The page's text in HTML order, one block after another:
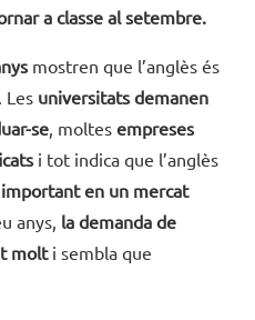
a classe al setembre.
mostren que l’anglès és
Les universitats demanen
se, moltes empreses
i tot indica que l’anglès
en un mercat
anys, la demanda de
molti sembla que